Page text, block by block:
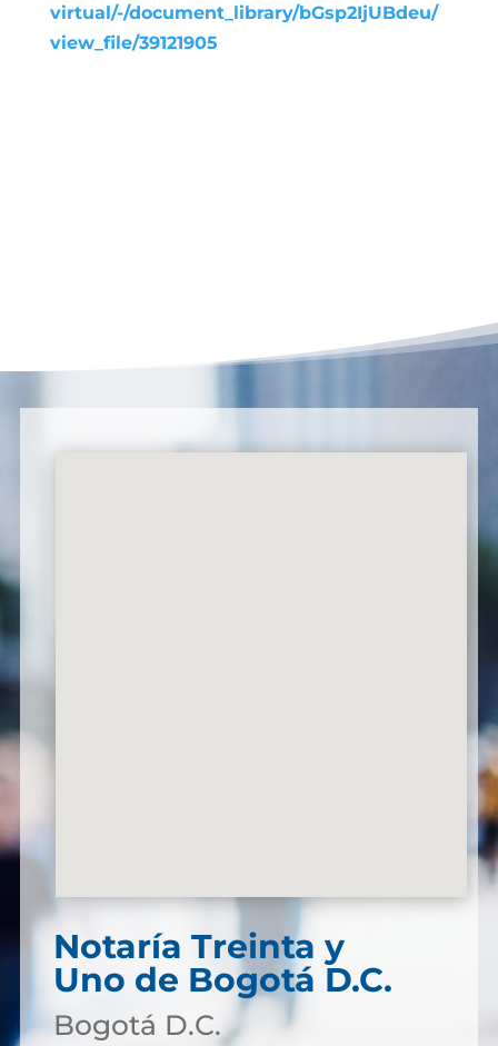
virtual/-/document_library/bGsp2IjUBdeu/
view_file/39121905
Notaría Treinta y
Uno de Bogotá D.C.
Bogotá D.C.